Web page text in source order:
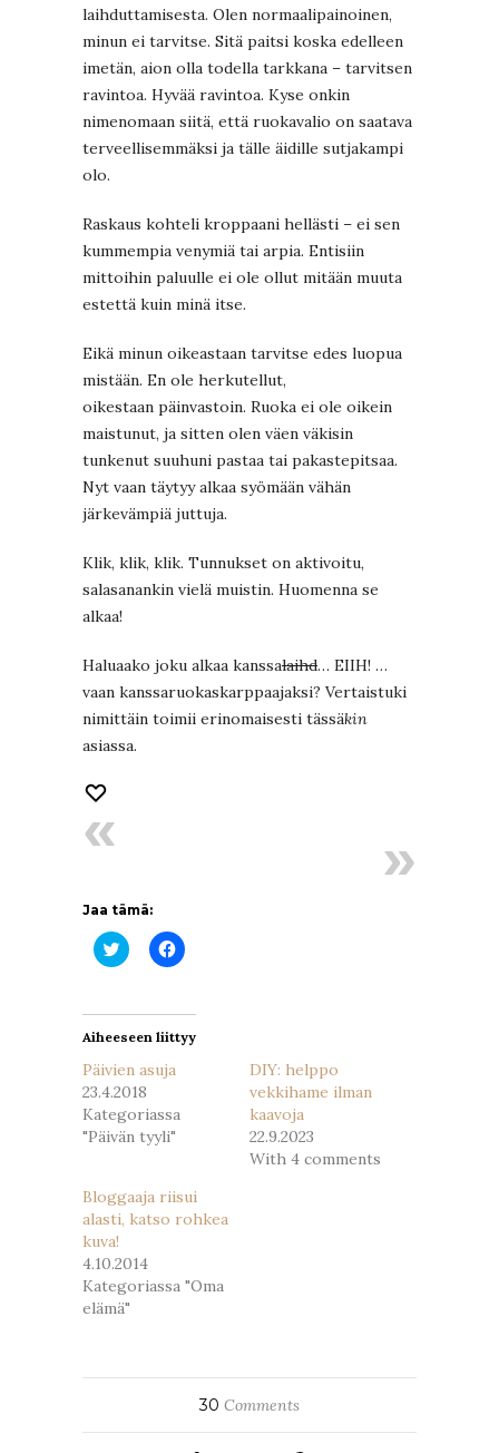
laihduttamisesta. Olen normaalipainoinen,
minun ei tarvitse. Sitä paitsi koska edelleen
imetän, aion olla todella tarkkana – tarvitsen
ravintoa. Hyvää ravintoa. Kyse onkin
nimenomaan siitä, että ruokavalio on saatava
terveellisemmäksi ja tälle äidille sutjakampi
olo.
Raskaus kohteli kroppaani hellästi – ei sen
kummempia venymiä tai arpia. Entisiin
mittoihin paluulle ei ole ollut mitään muuta
estettä kuin minä itse.
Eikä minun oikeastaan tarvitse edes luopua
mistään. En ole herkutellut,
oikestaan päinvastoin. Ruoka ei ole oikein
maistunut, ja sitten olen väen väkisin
tunkenut suuhuni pastaa tai pakastepitsaa.
Nyt vaan täytyy alkaa syömään vähän
järkevämpiä juttuja.
Klik, klik, klik. Tunnukset on aktivoitu,
salasanankin vielä muistin. Huomenna se
alkaa!
Haluaako joku alkaa kanssalaihd… EIIH! …
vaan kanssaruokaskarppaajaksi? Vertaistuki
nimittäin toimii erinomaisesti tässäkin
asiassa.
Jaa tämä:
Jaa
Twitterissä(Avautuu
Jaa
Facebookissa(Avautuu
Aiheeseen liittyy
Päivien asuja
23.4.2018
Kategoriassa
"Päivän tyyli"
DIY: helppo
vekkihame ilman
kaavoja
22.9.2023
With 4 comments
Bloggaaja riisui
alasti, katso rohkea
kuva!
4.10.2014
Kategoriassa "Oma
elämä"
30 Comments